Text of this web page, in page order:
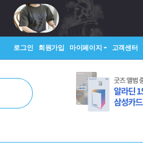
로그인 회원가입 마이페이지 고객센터